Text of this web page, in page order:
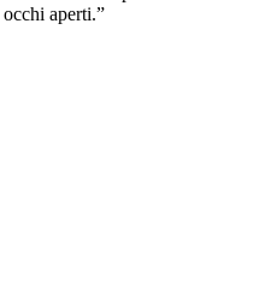
aperti.”